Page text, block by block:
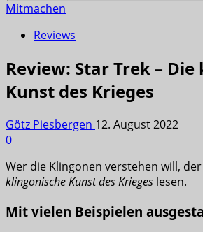
Mitmachen
Reviews
Review: Star Trek –
Kunst des Krieges
Götz Piesbergen 12. August 2022
0
Wer die Klingonen verstehen will,
klingonische Kunst des Krieges lesen.
Mit vielen Beispielen